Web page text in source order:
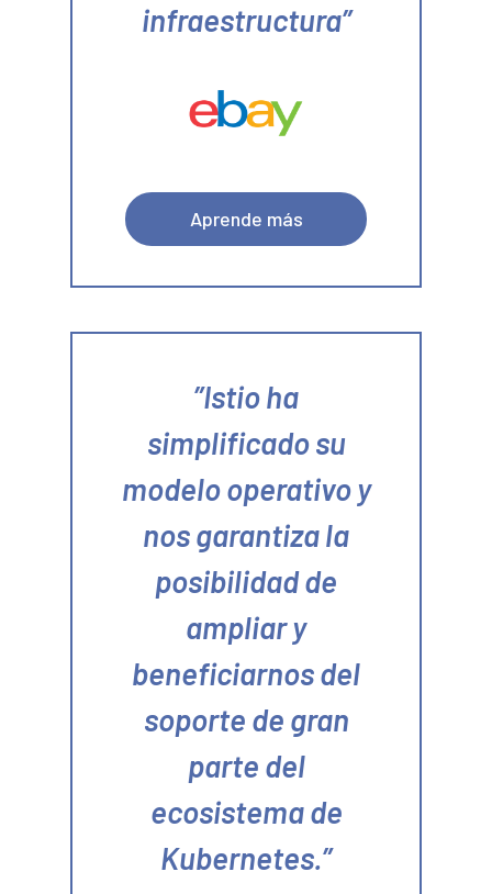
infraestructura
Aprende más
Istio ha
simplificado su
modelo operativo y
nos garantiza la
posibilidad de
ampliar y
beneficiarnos del
soporte de gran
parte del
ecosistema de
Kubernetes.